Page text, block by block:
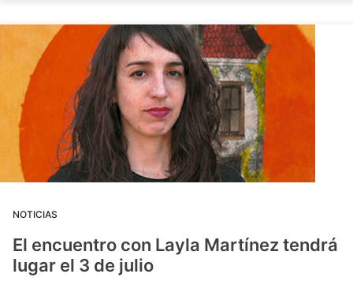
NOTICIAS
El encuentro con Layla Martínez tendrá
lugar el 3 de julio